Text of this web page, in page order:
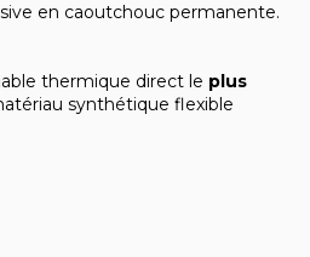
en caoutchouc permanente.
thermique direct le plus
synthétique flexible